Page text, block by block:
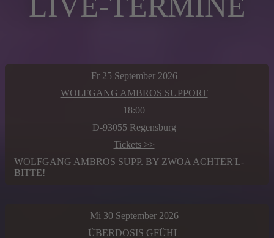
Fr 25 September 2026
WOLFGANG AMBROS SUPPORT
18:00
D-93055 Regensburg
Tickets >>
WOLFGANG AMBROS SUPP. BY ZWOA ACHTER'L-
BITTE!
Mi 30 September 2026
ÜBERDOSIS GFÜHL